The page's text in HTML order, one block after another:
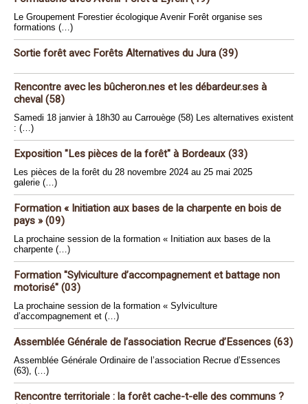
Le Groupement Forestier écologique Avenir Forêt organise ses
formations (…)
Sortie forêt avec Forêts Alternatives du Jura (39)
Rencontre avec les bûcheron.nes et les débardeur.ses à
cheval (58)
Samedi 18 janvier à 18h30 au Carrouège (58) Les alternatives existent
: (…)
Exposition "Les pièces de la forêt" à Bordeaux (33)
Les pièces de la forêt du 28 novembre 2024 au 25 mai 2025
galerie (…)
Formation « Initiation aux bases de la charpente en bois de
pays » (09)
La prochaine session de la formation « Initiation aux bases de la
charpente (…)
Formation "Sylviculture d’accompagnement et battage non
motorisé" (03)
La prochaine session de la formation « Sylviculture
d’accompagnement et (…)
Assemblée Générale de l’association Recrue d’Essences (63)
Assemblée Générale Ordinaire de l’association Recrue d’Essences
(63), (…)
Rencontre territoriale : la forêt cache-t-elle des communs ?